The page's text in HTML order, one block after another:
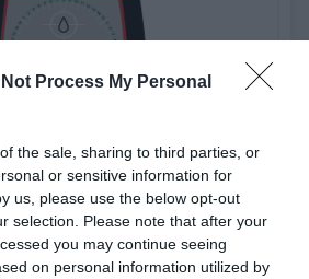
Not Process My Personal
the sale, sharing to third parties, or
or sensitive information for
us, please use the below opt-out
selection. Please note that after your
you may continue seeing
on personal information utilized by